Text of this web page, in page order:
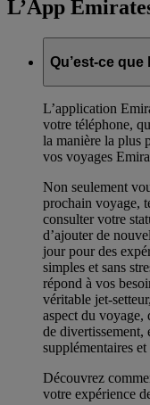
L’App
Qu’est-ce
L’application
votre téléphone,
la manière la plus
vos voyages
Non seulement
prochain voyage,
consulter votre
d’ajouter de
jour pour des
simples et sans
répond à vos
véritable jet-
aspect du voyage,
de divertissement,
supplémentaires
Découvrez
votre expérience